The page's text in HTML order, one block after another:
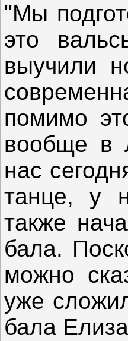
"Мы
это
выучили
помимо
вообще в
нас
танце, у
также
бала.
можно
уже
бала